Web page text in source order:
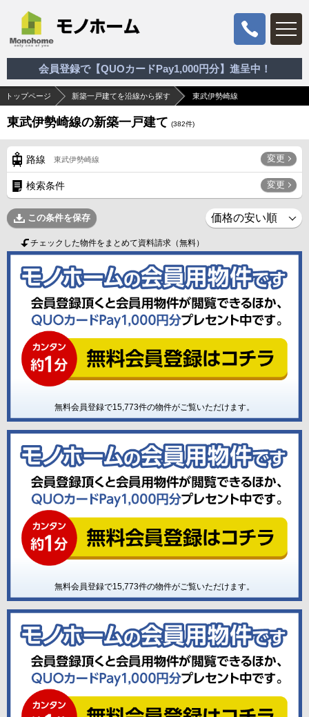
会員登録で【QUOカードPay1,000円分】進呈中！
トップページ 新築一戸建てを沿線から探す 東武伊勢崎線
東武伊勢崎線の新築一戸建て (382件)
路線 東武伊勢崎線 変更
検索条件 変更
この条件を保存
チェックした物件をまとめて資料請求（無料）
無料会員登録で15,773件の物件がご覧いただけます。
無料会員登録で15,773件の物件がご覧いただけます。